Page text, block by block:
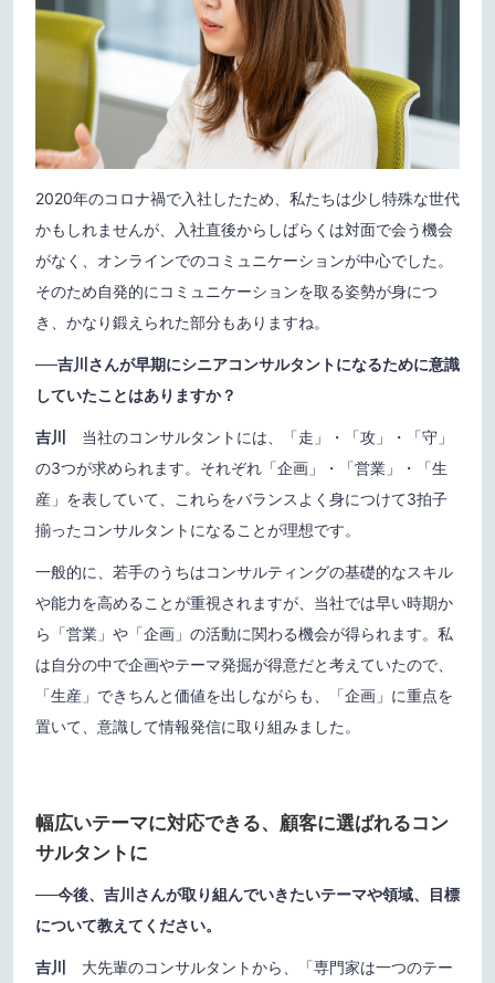
2020年のコロナ禍で入社したため、私たちは少し特殊な世代
かもしれませんが、入社直後からしばらくは対面で会う機会
がなく、オンラインでのコミュニケーションが中心でした。
そのため自発的にコミュニケーションを取る姿勢が身につ
き、かなり鍛えられた部分もありますね。
──吉川さんが早期にシニアコンサルタントになるために意識
していたことはありますか？
吉川
当社のコンサルタントには、「走」・「攻」・「守」
の3つが求められます。それぞれ「企画」・「営業」・「生
産」を表していて、これらをバランスよく身につけて3拍子
揃ったコンサルタントになることが理想です。
一般的に、若手のうちはコンサルティングの基礎的なスキル
や能力を高めることが重視されますが、当社では早い時期か
ら「営業」や「企画」の活動に関わる機会が得られます。私
は自分の中で企画やテーマ発掘が得意だと考えていたので、
「生産」できちんと価値を出しながらも、「企画」に重点を
置いて、意識して情報発信に取り組みました。
幅広いテーマに対応できる、顧客に選ばれるコン
サルタントに
──今後、吉川さんが取り組んでいきたいテーマや領域、目標
について教えてください。
吉川 大先輩のコンサルタントから、「専門家は一つのテー